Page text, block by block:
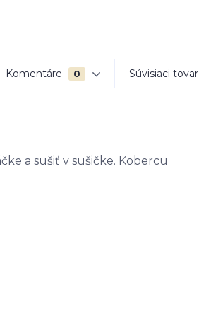
Komentáre 0 Súvisiaci tovar
a sušiť v sušičke. Kobercu